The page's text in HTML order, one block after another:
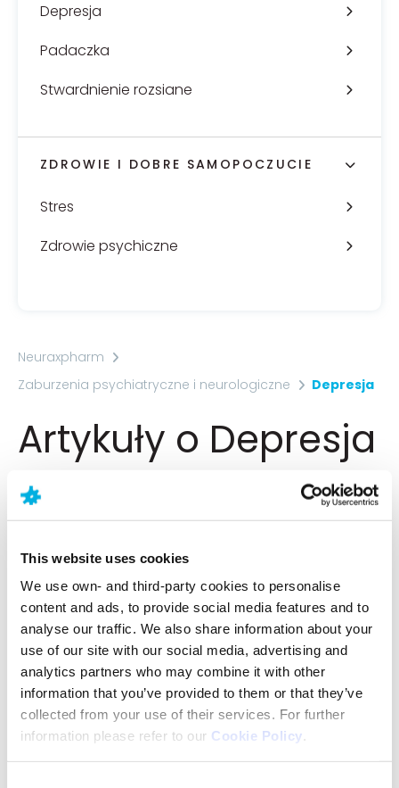
This website uses cookies
We use own- and third-party cookies to personalise
content and ads, to provide social media features and to
analyse our traffic. We also share information about your
use of our site with our social media, advertising and
analytics partners who may combine it with other
information that you’ve provided to them or that they’ve
collected from your use of their services. For further
information please refer to our Cookie Policy.
Depresja
Padaczka
Stwardnienie rozsiane
ZDROWIE I DOBRE SAMOPOCZUCIE
Stres
Zdrowie psychiczne
Neuraxpharm
Zaburzenia psychiatryczne i neurologiczne
Depresja
Artykuły o Depresja
O czym chciałbyś/-abyś dowiedzieć się więcej?
Zapoznaj się z naszą ofertą artykułów i odkryj
dla Ciebie przygotowaliśmy.